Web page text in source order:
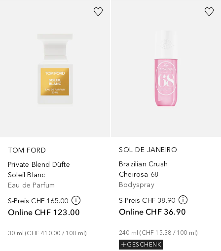
TOM FORD
Private Blend Düfte
Soleil Blanc
Eau de Parfum
S-Preis CHF 165.00
Online CHF 123.00
30 ml (CHF 410.00 / 100 ml)
SOL DE JANEIRO
Brazilian Crush
Cheirosa 68
Bodyspray
S-Preis CHF 38.90
Online CHF 36.90
240 ml (CHF 15.38 / 100 ml)
GESCHENK